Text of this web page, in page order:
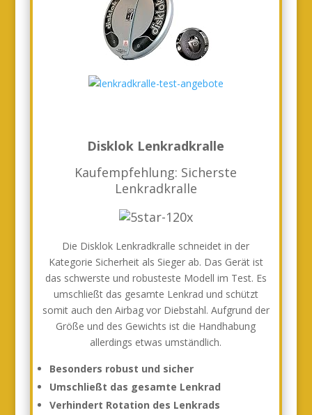
Disklok Lenkradkralle
Kaufempfehlung: Sicherste
Lenkradkralle
Die Disklok Lenkradkralle schneidet in der
Kategorie Sicherheit als Sieger ab. Das Gerät ist
das schwerste und robusteste Modell im Test. Es
umschließt das gesamte Lenkrad und schützt
somit auch den Airbag vor Diebstahl. Aufgrund der
Größe und des Gewichts ist die Handhabung
allerdings etwas umständlich.
Besonders robust und sicher
Umschließt das gesamte Lenkrad
Verhindert Rotation des Lenkrads